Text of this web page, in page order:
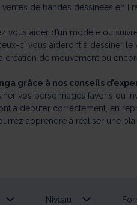
de bandes dessinées en
vous aider d’un modèle ou
ci vous aideront à dessiner le
de mouvement ou
grâce à nos conseils
vos personnages favoris ou
à débuter correctement, en
apprendre à réaliser une
Niveau